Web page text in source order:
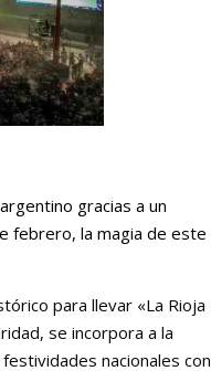
gracias a un
febrero, la magia de este
para llevar «La Rioja
se incorpora a la
nacionales con